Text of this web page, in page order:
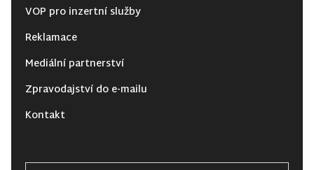
VOP pro inzertní služby
Reklamace
Mediální partnerství
Zpravodajství do e-mailu
Kontakt